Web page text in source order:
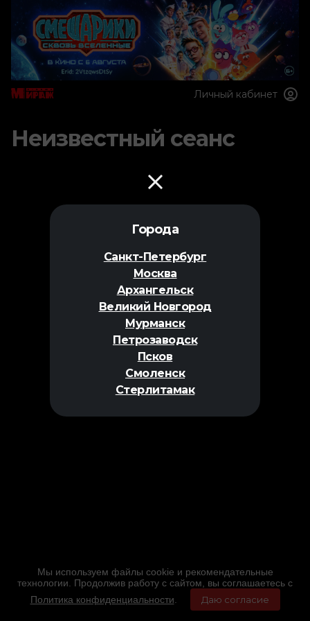
Города
Санкт-Петербург
Москва
Архангельск
Великий Новгород
Мурманск
Петрозаводск
Псков
Смоленск
Стерлитамак
Личный кабинет
Неизвестный сеанс
Мы используем файлы cookie и рекомендательные
технологии. Продолжив работу с сайтом, вы соглашаетесь с
Политика конфиденциальности
Даю согласие